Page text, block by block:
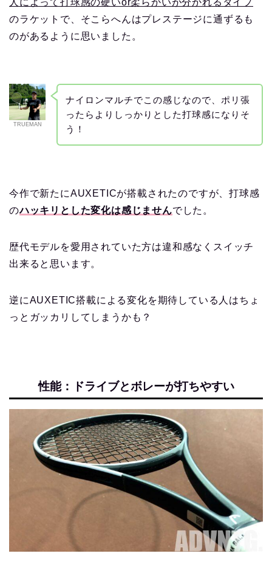
人によって打球感の硬いor柔らかいが分かれるタイプ
のラケットで、そこらへんはプレステージに通ずるも
のがあるように思いました。
TRUEMAN
ナイロンマルチでこの感じなので、ポリ張
ったらよりしっかりとした打球感になりそ
う！
今作で新たにAUXETICが搭載されたのですが、打球感
のハッキリとした変化は感じませんでした。
歴代モデルを愛用されていた方は違和感なくスイッチ
出来ると思います。
逆にAUXETIC搭載による変化を期待している人はちょ
っとガッカリしてしまうかも？
性能：ドライブとボレーが打ちやすい